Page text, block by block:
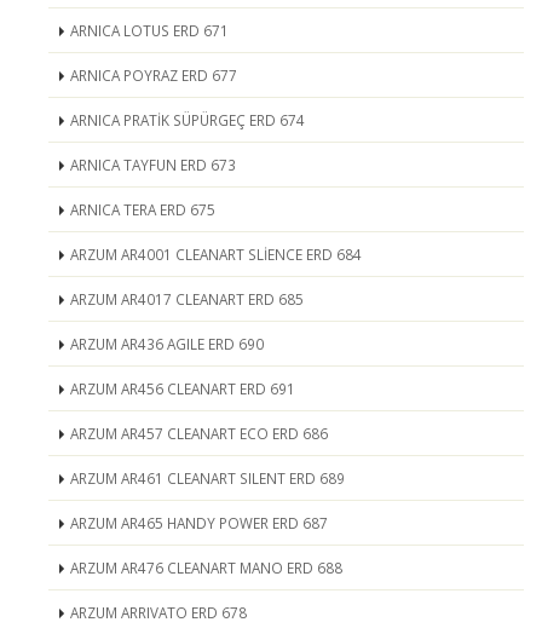
ARNICA LOTUS ERD 671
ARNICA POYRAZ ERD 677
ARNICA PRATİK SÜPÜRGEÇ ERD 674
ARNICA TAYFUN ERD 673
ARNICA TERA ERD 675
ARZUM AR4001 CLEANART SLİENCE ERD 684
ARZUM AR4017 CLEANART ERD 685
ARZUM AR436 AGILE ERD 690
ARZUM AR456 CLEANART ERD 691
ARZUM AR457 CLEANART ECO ERD 686
ARZUM AR461 CLEANART SILENT ERD 689
ARZUM AR465 HANDY POWER ERD 687
ARZUM AR476 CLEANART MANO ERD 688
ARZUM ARRIVATO ERD 678